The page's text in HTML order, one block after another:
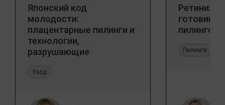
Японский код
молодости:
плацентарные пилинги и
технологии,
разрушающие
Уход
готовим
пилингов
Пилинги